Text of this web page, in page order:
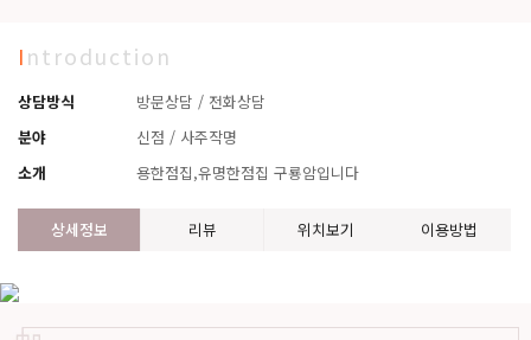
I ntroduction
상담방식
방문상담 / 전화상담
분야
신점 / 사주작명
소개
용한점집,유명한점집 구룡암입니다
상세정보 리뷰 위치보기 이용방법